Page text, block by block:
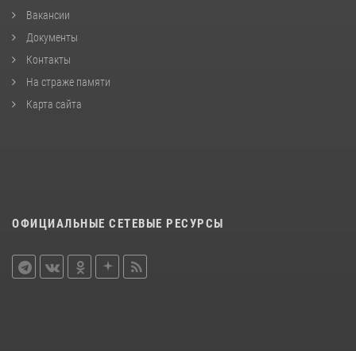
Вакансии
Документы
Контакты
На страже памяти
Карта сайта
ОФИЦИАЛЬНЫЕ СЕТЕВЫЕ РЕСУРСЫ